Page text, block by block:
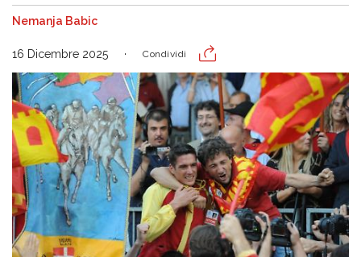
Nemanja Babic
16 Dicembre 2025 Condividi